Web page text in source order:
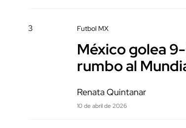
3 Futbol MX
México golea
rumbo al
Renata Quintanar
10 de abril de 2026